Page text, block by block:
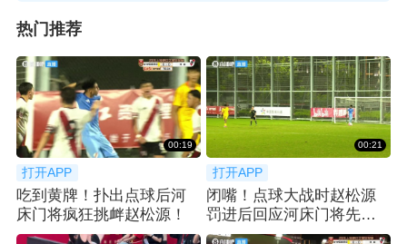
热门推荐
00:19
打开APP
吃到黄牌！扑出点球后河
床门将疯狂挑衅赵松源！
00:21
打开APP
闭嘴！点球大战时赵松源
罚进后回应河床门将先前
的挑衅